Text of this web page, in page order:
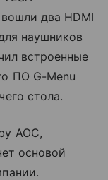
два HDMI
наушников
встроенные
ПО G-Menu
стола.
AOC,
основой